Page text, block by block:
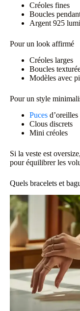
Créoles fines
Boucles
Argent 925
Pour un look affirmé
Créoles larges
Boucles
Modèles avec
Pour un style
Puces d’oreilles
Clous discrets
Mini créoles
Si la veste est
pour équilibrer les
Quels bracelets et